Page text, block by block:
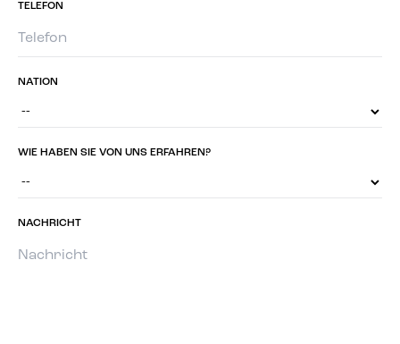
TELEFON
NATION
WIE HABEN SIE VON UNS ERFAHREN?
NACHRICHT